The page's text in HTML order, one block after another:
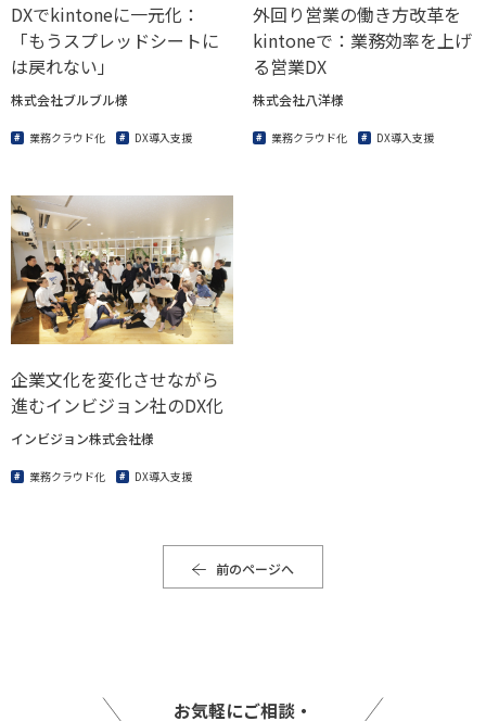
DXでkintoneに一元化：
「もうスプレッドシートに
は戻れない」
株式会社ブルブル様
業務クラウド化 DX導入支援
外回り営業の働き方改革を
kintoneで：業務効率を上げ
る営業DX
株式会社八洋様
業務クラウド化 DX導入支援
企業文化を変化させながら
進むインビジョン社のDX化
インビジョン株式会社様
業務クラウド化 DX導入支援
前のページへ
お気軽にご相談・